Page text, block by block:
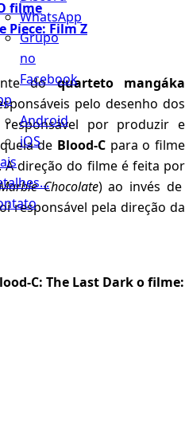
WhatsApp
Grupo
no
Facebook
Android
iOS
filme
Piece: Film Z
doquarteto mangáka
pelo desenho dos
por produzir e
de Blood-Cpara o filme
A direção do filme é feita por
Chocolate) ao invés de
responsável pela direção da
C: The Last Dark o filme: